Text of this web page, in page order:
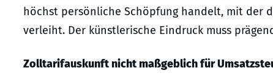
höchst persönliche Schöpfung handelt, mit der
verleiht. Der künstlerische Eindruck muss
Zolltarifauskunft nicht maßgeblich für